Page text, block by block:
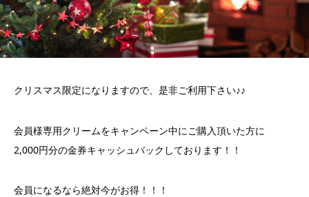
クリスマス限定になりますので、是非ご利用下さい♪♪
会員様専用クリームをキャンペーン中にご購入頂いた方に
2,000円分の金券キャッシュバックしております！！
会員になるなら絶対今がお得！！！